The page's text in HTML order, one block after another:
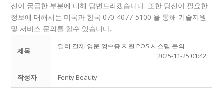
신이 궁금한 부분에 대해 답변드리겠습니다. 또한 당신이 필요한
정보에 대해서는 미국과 한국 070-4077-5100 을 통해 기술지원
및 서비스 문의를 할수 있습니다.
제목
달러 결제·영문 영수증 지원 POS 시스템 문의
2025-11-25 01:42
작성자 Fenty Beauty